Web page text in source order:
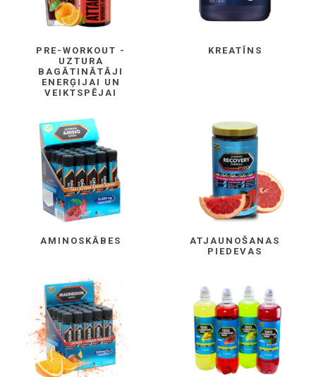
PRE-WORKOUT -
UZTURA
BAGĀTINĀTĀJI
ENERĢIJAI UN
VEIKTSPĒJAI
KREATĪNS
AMINOSKĀBES
ATJAUNOŠANAS
PIEDEVAS